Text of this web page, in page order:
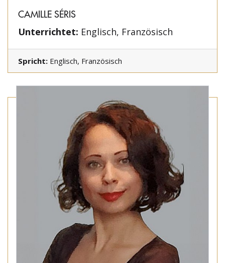
CAMILLE SÉRIS
Unterrichtet: Englisch, Französisch
Spricht: Englisch, Französisch